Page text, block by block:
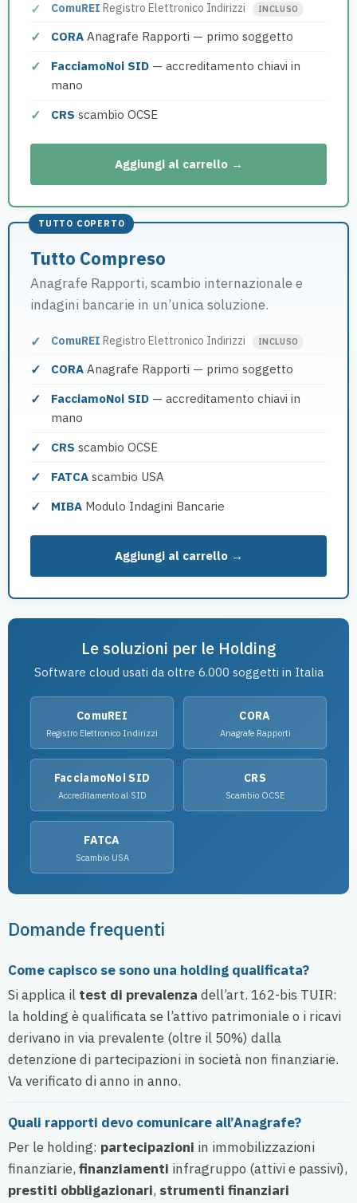
ComuREI Registro Elettronico Indirizzi INCLUSO
CORA Anagrafe Rapporti — primo soggetto
FacciamoNoi SID — accreditamento chiavi in
mano
CRS scambio OCSE
Aggiungi al carrello →
TUTTO COPERTO
Tutto Compreso
Anagrafe Rapporti, scambio internazionale e
indagini bancarie in un’unica soluzione.
ComuREI Registro Elettronico Indirizzi INCLUSO
CORA Anagrafe Rapporti — primo soggetto
FacciamoNoi SID — accreditamento chiavi in
mano
CRS scambio OCSE
FATCA scambio USA
MIBA Modulo Indagini Bancarie
Aggiungi al carrello →
Le soluzioni per le Holding
Software cloud usati da oltre 6.000 soggetti in Italia
ComuREI
Registro Elettronico Indirizzi
CORA
Anagrafe Rapporti
FacciamoNoi SID
Accreditamento al SID
CRS
Scambio OCSE
FATCA
Scambio USA
Domande frequenti
Come capisco se sono una holding qualificata?
Si applica il test di prevalenza dell’art. 162-bis TUIR:
la holding è qualificata se l’attivo patrimoniale o i ricavi
derivano in via prevalente (oltre il 50%) dalla
detenzione di partecipazioni in società non finanziarie.
Va verificato di anno in anno.
Quali rapporti devo comunicare all’Anagrafe?
Per le holding: partecipazioni in immobilizzazioni
finanziarie, finanziamenti infragruppo (attivi e passivi),
prestiti obbligazionari, strumenti finanziari